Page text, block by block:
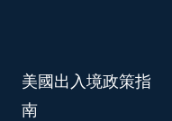
美國出入境政策指
南